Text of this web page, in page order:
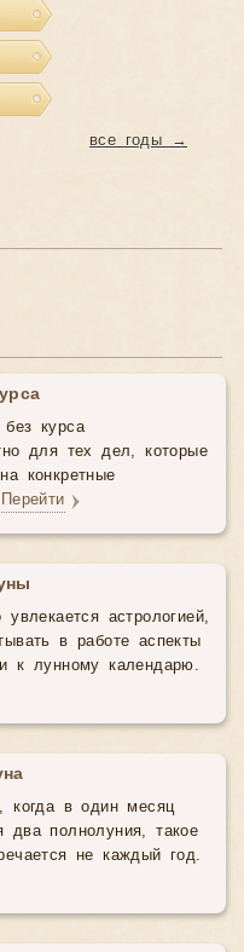
все годы →
курса
для тех дел, которые
конкретные
Перейти
астрологией,
в работе аспекты
к лунному календарю.
когда в один месяц
два полнолуния, такое
не каждый год.